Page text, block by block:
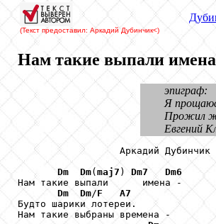
(Текст предоставил: Аркадий Дубинчик<)
Нам такие выпали
эпиграф:
Я
Прожил
Евгений
                  Аркадий Дубинчик
Dm
Dm( maj7 ) Dm7
Dm6
Нам такие выпали      имена -
Dm
Dm/F
A7
Будто шарики лотереи.
Нам такие выбраны времена -